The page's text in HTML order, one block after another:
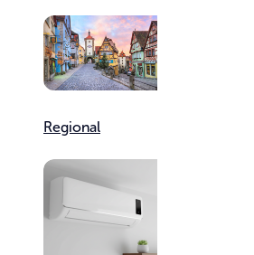
Regional